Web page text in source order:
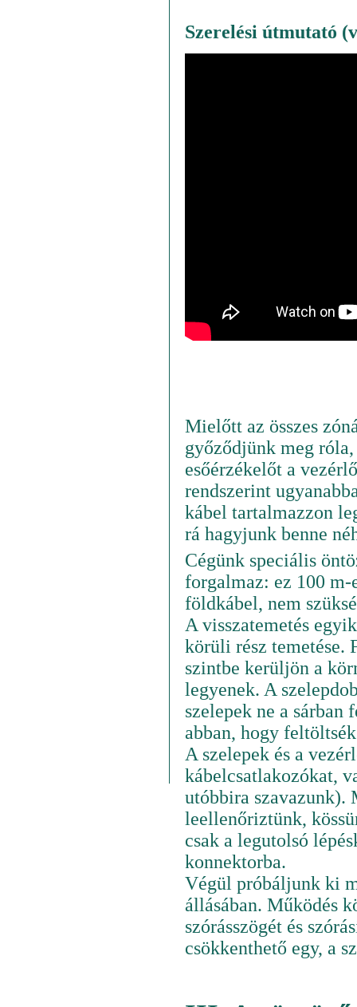
Szerelési útmutató
Mielőtt az összes
győződjünk meg
esőérzékelőt a
rendszerint
kábel tartalmazzon
rá hagyjunk benne
Cégünk speciális
forgalmaz: ez 100 m-
földkábel, nem
A visszatemetés
körüli rész temetése.
szintbe kerüljön a
legyenek. A
szelepek ne a sárban
abban, hogy
A szelepek és a
kábelcsatlakozókat,
utóbbira szavazunk).
leellenőriztünk,
csak a legutolsó
konnektorba.
Végül próbáljunk ki
állásában. Működés
szórásszögét és
csökkenthető egy, a